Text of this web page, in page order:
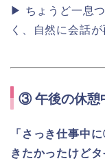
▶ ちょうど一息
く、自然に会話
③午後の休憩
「さっき仕事中
きたかったけどタ